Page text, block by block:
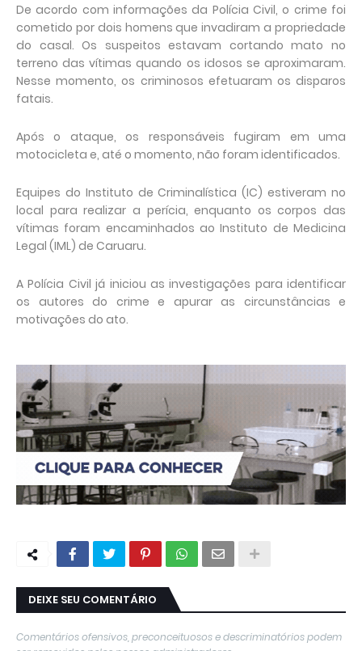
De acordo com informações da Polícia Civil, o crime foi
cometido por dois homens que invadiram a propriedade
do casal. Os suspeitos estavam cortando mato no
terreno das vítimas quando os idosos se aproximaram.
Nesse momento, os criminosos efetuaram os disparos
fatais.
Após o ataque, os responsáveis fugiram em uma
motocicleta e, até o momento, não foram identificados.
Equipes do Instituto de Criminalística (IC) estiveram no
local para realizar a perícia, enquanto os corpos das
vítimas foram encaminhados ao Instituto de Medicina
Legal (IML) de Caruaru.
A Polícia Civil já iniciou as investigações para identificar
os autores do crime e apurar as circunstâncias e
motivações do ato.
DEIXE SEU COMENTÁRIO
Comentários ofensivos, preconceituosos e descriminatórios podem